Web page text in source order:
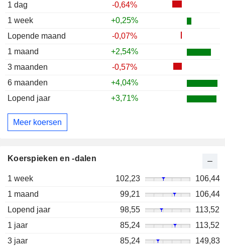
1 dag
-0,64%
1 week
+0,25%
Lopende maand
-0,07%
1 maand
+2,54%
3 maanden
-0,57%
6 maanden
+4,04%
Lopend jaar
+3,71%
Meer koersen
Koerspieken en -dalen
1 week 102,23
106,44
1 maand
99,21
106,44
Lopend jaar
98,55
113,52
1 jaar
85,24
113,52
3 jaar
85,24
149,83